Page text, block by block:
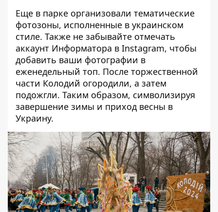
Еще в парке организовали тематические
фотозоны, исполненные в украинском
стиле. Также не забывайте отмечать
аккаунт Информатора в Instagram, чтобы
добавить ваши фотографии в
еженедельный топ. После торжественной
части Колодий огородили, а затем
подожгли. Таким образом, символизируя
завершение зимы и приход весны в
Украину.